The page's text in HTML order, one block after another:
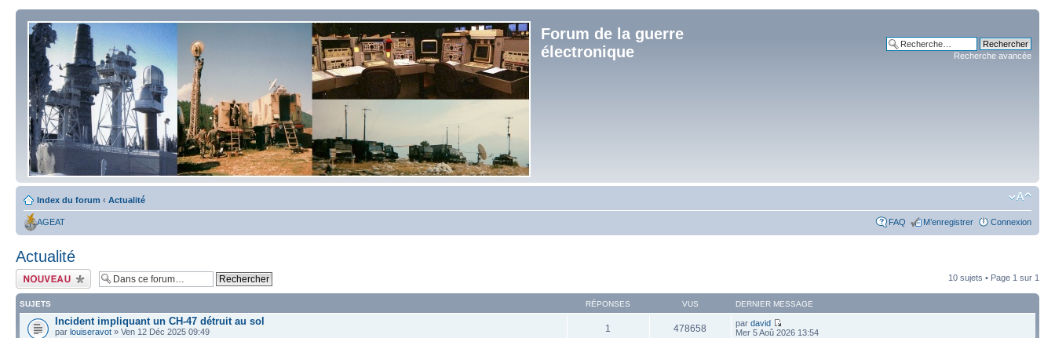
Forum de la guerre
électronique
Recherche avancée
Index du forum ‹ Actualité
AGEAT FAQ M’enregistrer Connexion
Actualité
Écrire un nouveau
sujet
10 sujets • Page 1 sur 1
SUJETS RÉPONSES VUS DERNIER MESSAGE
Incident impliquant un CH-47 détruit au sol
par louiseravot » Ven 12 Déc 2025 09:49 1 478658 pardavid
Mer 5 Aoû 2026 13:54